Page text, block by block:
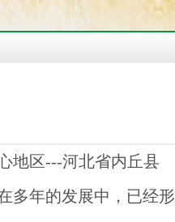
地区---河北省内丘县
多年的发展中，已经形